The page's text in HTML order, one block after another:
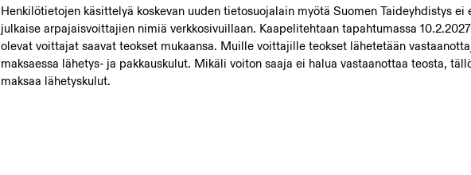
Henkilötietojen käsittelyä koskevan uuden tietosuojalain myötä Suomen Taideyhdistys ei
julkaise arpajaisvoittajien nimiä verkkosivuillaan. Kaapelitehtaan tapahtumassa
olevat voittajat saavat teokset mukaansa. Muille voittajille teokset lähetetään
maksaessa lähetys- ja pakkauskulut. Mikäli voiton saaja ei halua vastaanottaa teosta,
maksaa lähetyskulut.